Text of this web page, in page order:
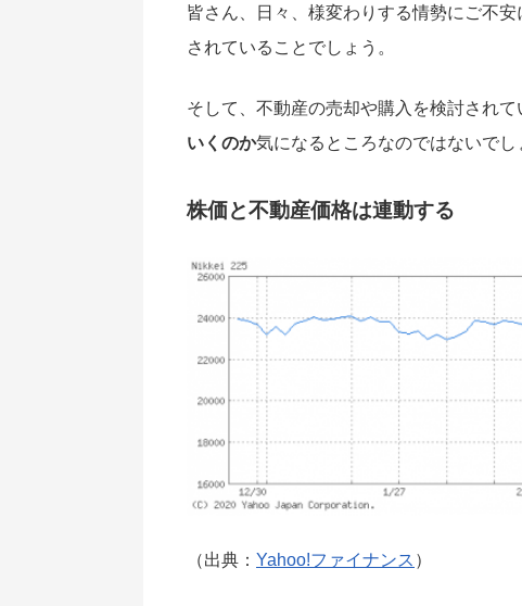
皆さん、日々、様変わりする情勢にご不
されていることでしょう。
そして、不動産の売却や購入を検討されて
いくのか気になるところなのではないでし
株価と不動産価格は連動する
（出典： Yahoo!ファイナンス ）